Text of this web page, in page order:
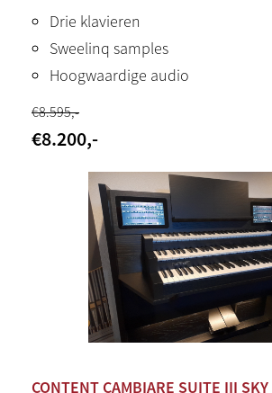
Drie klavieren
Sweelinq samples
Hoogwaardige audio
€8.595,-
€8.200,-
CONTENT CAMBIARE SUITE III